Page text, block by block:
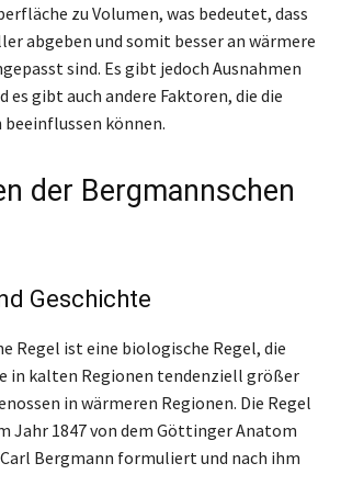
zu Volumen, was bedeutet, dass
abgeben und somit besser an wärmere
sind. Es gibt jedoch Ausnahmen
es gibt auch andere Faktoren, die die
können.
der Bergmannschen
Geschichte
Regel ist eine biologische Regel, die
in kalten Regionen tendenziell größer
in wärmeren Regionen. Die Regel
Jahr 1847 von dem Göttinger Anatom
Bergmann formuliert und nach ihm